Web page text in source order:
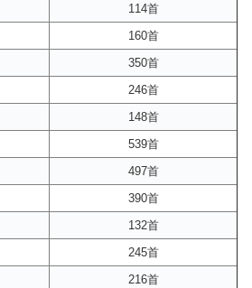
114首
160首
350首
246首
148首
539首
497首
390首
132首
245首
216首